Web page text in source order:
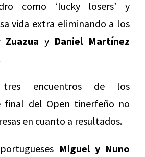
como ‘lucky losers’ y
vida extra eliminando a los
Zuazua y Daniel Martínez
encuentros de los
final del Open tinerfeño no
en cuanto a resultados.
Miguel y Nuno